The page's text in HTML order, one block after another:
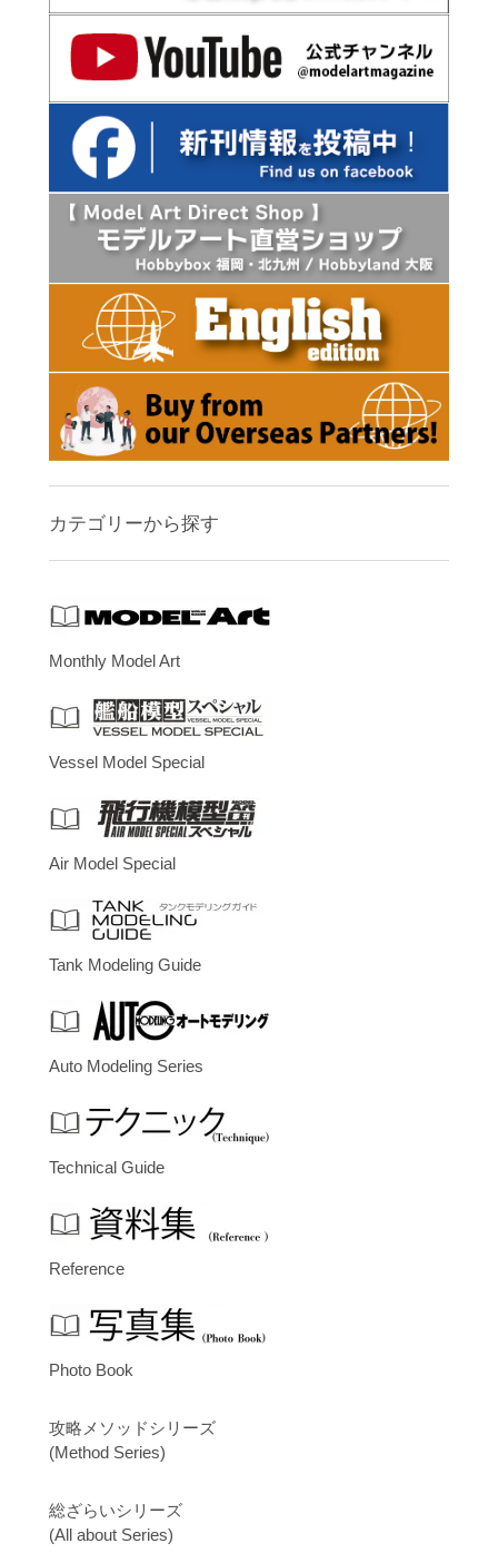
カテゴリーから探す
Monthly Model Art
Vessel Model Special
Air Model Special
Tank Modeling Guide
Auto Modeling Series
Technical Guide
Reference
Photo Book
攻略メソッドシリーズ
(Method Series)
総ざらいシリーズ
(All about Series)